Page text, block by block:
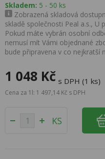
Skladem: 5 - 50 ks
Zobrazená skladová
skladě společnosti Peal a.s., U
Pokud máte vybrán osobní
nemusí mít Vámi objednané
bude připravena v co nejkratší
1 048 Kč s DPH (1 ks)
Cena za 1l: 1 497,14 Kč s DPH
KS